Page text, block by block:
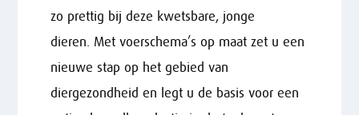
zo prettig bij deze kwetsbare, jonge
dieren. Met voerschema’s op maat zet u een
nieuwe stap op het gebied van
diergezondheid en legt u de basis voor een